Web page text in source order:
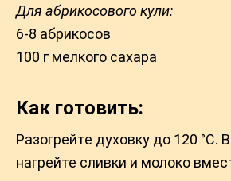
Для абрикосового кули:
6-8 абрикосов
100 г мелкого сахара
Как готовить:
Разогрейте духовку до 120 °С.
нагрейте сливки и молоко